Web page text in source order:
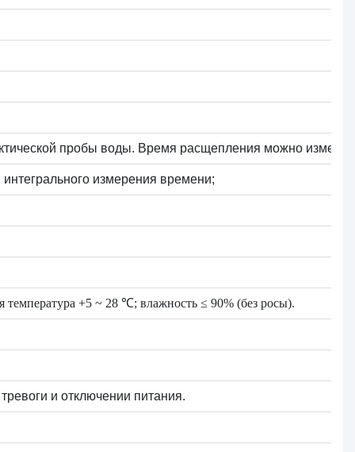
пробы воды. Время расщепления можно
измерения времени;
+5 ~ 28 ℃; влажность ≤ 90% (без росы).
и отключении питания.